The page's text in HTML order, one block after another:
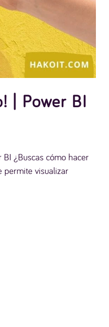
| Power BI
¿Buscas cómo hacer
permite visualizar